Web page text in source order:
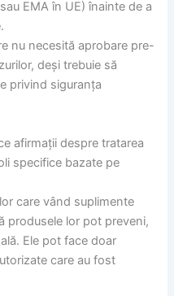
EMA în UE) înainte de a
nu necesită aprobare pre-
deși trebuie să
privind siguranța
afirmații despre tratarea
specifice bazate pe
care vând suplimente
produsele lor pot preveni,
Ele pot face doar
care au fost